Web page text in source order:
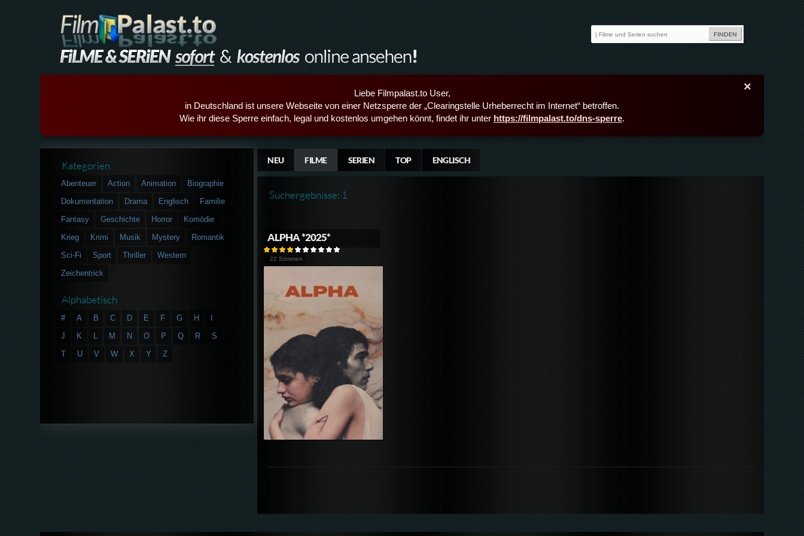
×
Liebe Filmpalast.to User,
in Deutschland ist unsere Webseite von einer Netzsperre der „Clearingstelle Urheberrecht im Internet“ betroffen.
Wie ihr diese Sperre einfach, legal und kostenlos umgehen könnt, findet ihr unter https://filmpalast.to/dns-sperre.
NEU FILME SERIEN TOP ENGLISCH
Suchergebnisse: 1
ALPHA *2025*
22 Stimmen
Kategorien
Abenteuer Action Animation
Biographie
Dokumentation
Drama Englisch
Familie
Fantasy
Geschichte Horror
Komödie
Krieg
Krimi Musik Mystery
Romantik
Sci-Fi
Sport Thriller
Western
Zeichentrick
Alphabetisch
# A B C D E F G H
J
K L M N O P Q R
S
T
U V W X Y Z